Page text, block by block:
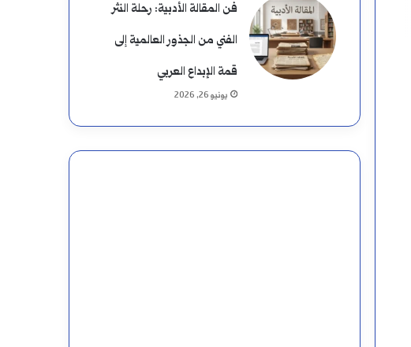
فن المقالة الأدبية: رحلة النثر
الفني من الجذور العالمية إلى
قمة الإبداع العربي
يونيو 26, 2026